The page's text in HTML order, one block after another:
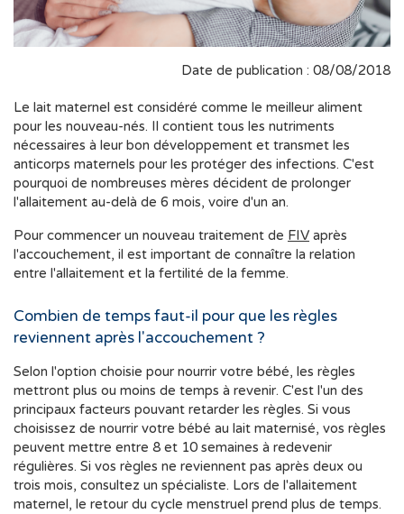
Date de publication : 08/08/2018
Le lait maternel est considéré comme le meilleur aliment
pour les nouveau-nés. Il contient tous les nutriments
nécessaires à leur bon développement et transmet les
anticorps maternels pour les protéger des infections. C'est
pourquoi de nombreuses mères décident de prolonger
l'allaitement au-delà de 6 mois, voire d'un an.
Pour commencer un nouveau traitement de FIV
l'accouchement, il est important de connaître la relation
entre l'allaitement et la fertilité de la femme.
Combien de temps faut-il pour que les règles
reviennent après l'accouchement ?
Selon l'option choisie pour nourrir votre bébé, les règles
mettront plus ou moins de temps à revenir. C'est l'un des
principaux facteurs pouvant retarder les règles. Si vous
choisissez de nourrir votre bébé au lait maternisé, vos règles
peuvent mettre entre 8 et 10 semaines à redevenir
régulières. Si vos règles ne reviennent pas après deux ou
trois mois, consultez un spécialiste. Lors de l'allaitement
maternel, le retour du cycle menstruel prend plus de temps.